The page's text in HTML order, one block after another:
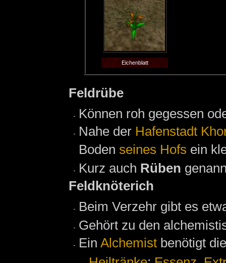
Eichenblatt
Feldrübe
Können roh gegessen
Nahe der Hafenstadt
Boden seines Hofs ein
Kurz auch Rüben
Feldknöterich
Beim Verzehr gibt es
Gehört zu den
Ein Alchemist benötigt